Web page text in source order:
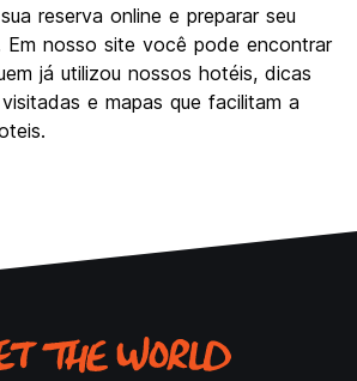
reserva online e preparar seu
Em nosso site você pode encontrar
já utilizou nossos hotéis, dicas
e mapas que facilitam a